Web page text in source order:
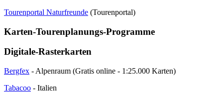
Tourenportal Naturfreunde (Tourenportal)
Karten-Tourenplanungs-Programme
Digitale-Rasterkarten
Bergfex - Alpenraum (Gratis online - 1:25.000 Karten)
Tabacoo - Italien